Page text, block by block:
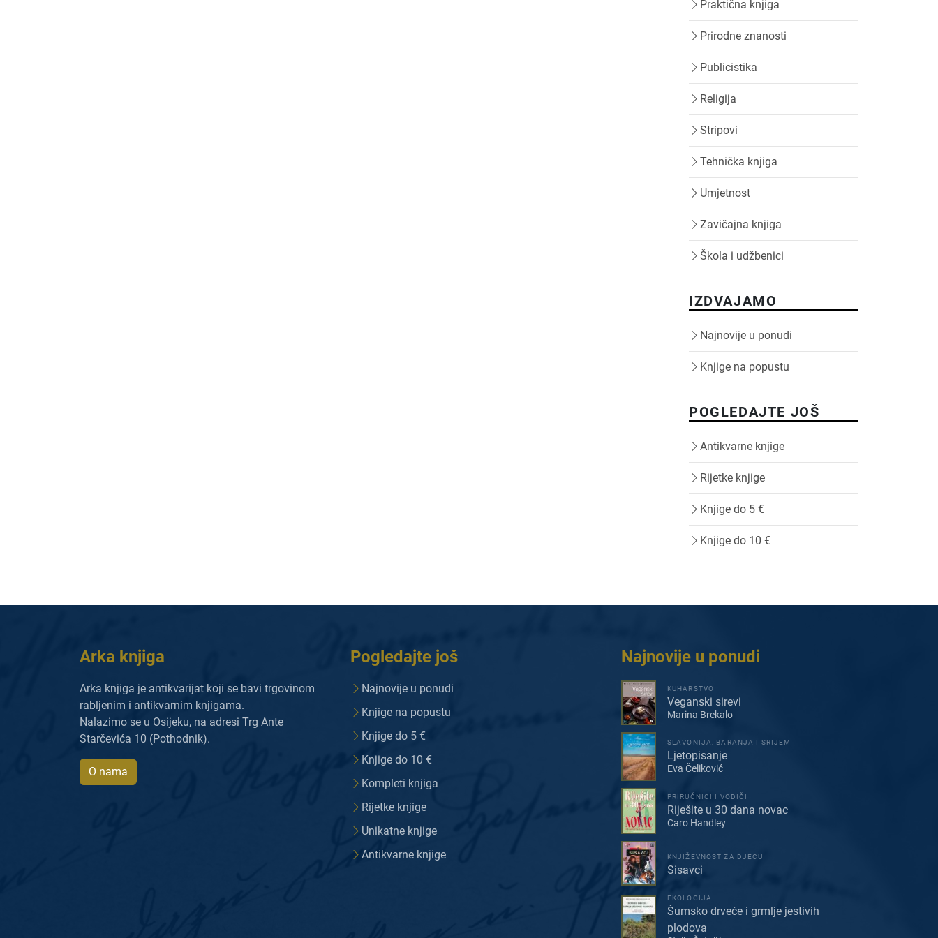
Praktična knjiga
Prirodne znanosti
Publicistika
Religija
Stripovi
Tehnička knjiga
Umjetnost
Zavičajna knjiga
Škola i udžbenici
IZDVAJAMO
Najnovije u ponudi
Knjige na popustu
POGLEDAJTE JOŠ
Antikvarne knjige
Rijetke knjige
Knjige do 5 €
Knjige do 10 €
Arka knjiga
Arka knjiga je antikvarijat koji se bavi trgovinom
rabljenim i antikvarnim knjigama.
Nalazimo se u Osijeku, na adresi Trg Ante
Starčevića 10 (Pothodnik).
O nama
Pogledajte još
Najnovije u ponudi
Knjige na popustu
Knjige do 5 €
Knjige do 10 €
Kompleti knjiga
Rijetke knjige
Unikatne knjige
Antikvarne knjige
Najnovije u ponudi
KUHARSTVO
Veganski sirevi
Marina Brekalo
SLAVONIJA, BARANJA I SRIJEM
Ljetopisanje
Eva Čeliković
PRIRUČNICI I VODIČI
Riješite u 30 dana novac
Caro Handley
KNJIŽEVNOST ZA DJECU
Sisavci
EKOLOGIJA
Šumsko drveće i grmlje jestivih
plodova